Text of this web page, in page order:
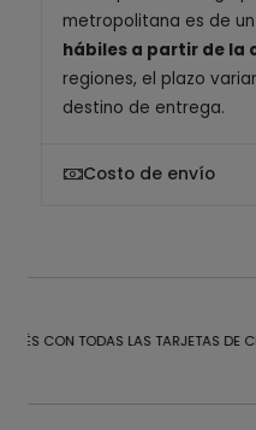
metropolitana es de un
hábiles a partir de la
regiones, el plazo
destino de entrega.
Costo de envío
CON TODAS LAS TARJETAS DE